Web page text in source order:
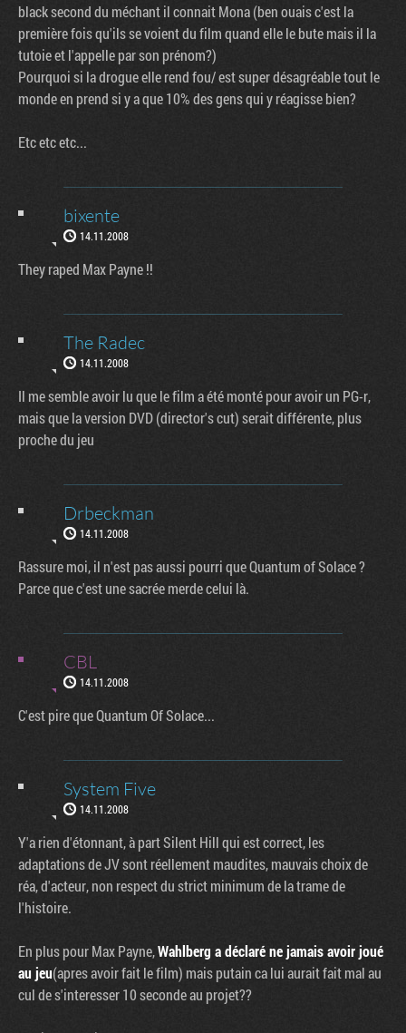
black second du méchant il connait Mona (ben ouais c'est la
première fois qu'ils se voient du film quand elle le bute mais il la
tutoie et l'appelle par son prénom?)
Pourquoi si la drogue elle rend fou/ est super désagréable tout le
monde en prend si y a que 10% des gens qui y réagisse bien?
Etc etc etc...
bixente
14.11.2008
They raped Max Payne !!
The Radec
14.11.2008
Il me semble avoir lu que le film a été monté pour avoir un PG-r,
mais que la version DVD (director's cut) serait différente, plus
proche du jeu
Drbeckman
14.11.2008
Rassure moi, il n'est pas aussi pourri que Quantum of Solace ?
Parce que c'est une sacrée merde celui là.
CBL
14.11.2008
C'est pire que Quantum Of Solace...
System Five
14.11.2008
Y'a rien d'étonnant, à part Silent Hill qui est correct, les
adaptations de JV sont réellement maudites, mauvais choix de
réa, d'acteur, non respect du strict minimum de la trame de
l'histoire.
En plus pour Max Payne,Wahlberg a déclaré ne jamais avoir joué
au jeu(apres avoir fait le film) mais putain ca lui aurait fait mal au
cul de s'interesser 10 seconde au projet??